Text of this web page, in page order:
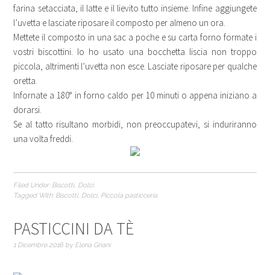
farina setacciata, il latte e il lievito tutto insieme. Infine aggiungete
l’uvetta e lasciate riposare il composto per almeno un ora.
Mettete il composto in una sac a poche e su carta forno formate i
vostri biscottini. Io ho usato una bocchetta liscia non troppo
piccola, altrimenti l’uvetta non esce. Lasciate riposare per qualche
oretta.
Infornate a 180° in forno caldo per 10 minuti o appena iniziano a
dorarsi.
Se al tatto risultano morbidi, non preoccupatevi, si induriranno
una volta freddi.
Filed Under: Biscotti, Dolci
Tagged With: Biscotti, Dolci, Piccola pasticceria
PASTICCINI DA TÈ
1 Dicembre 2016 by Elena Gnani